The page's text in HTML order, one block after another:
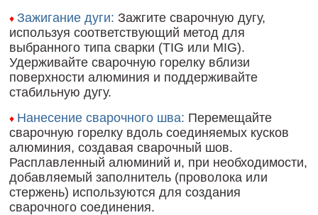
♦ Зажигание дуги: Зажгите сварочную дугу,
используя соответствующий метод для
выбранного типа сварки (TIG или MIG).
Удерживайте сварочную горелку вблизи
поверхности алюминия и поддерживайте
стабильную дугу.
♦ Нанесение сварочного шва: Перемещайте
сварочную горелку вдоль соединяемых кусков
алюминия, создавая сварочный шов.
Расплавленный алюминий и, при необходимости,
добавляемый заполнитель (проволока или
стержень) используются для создания
сварочного соединения.